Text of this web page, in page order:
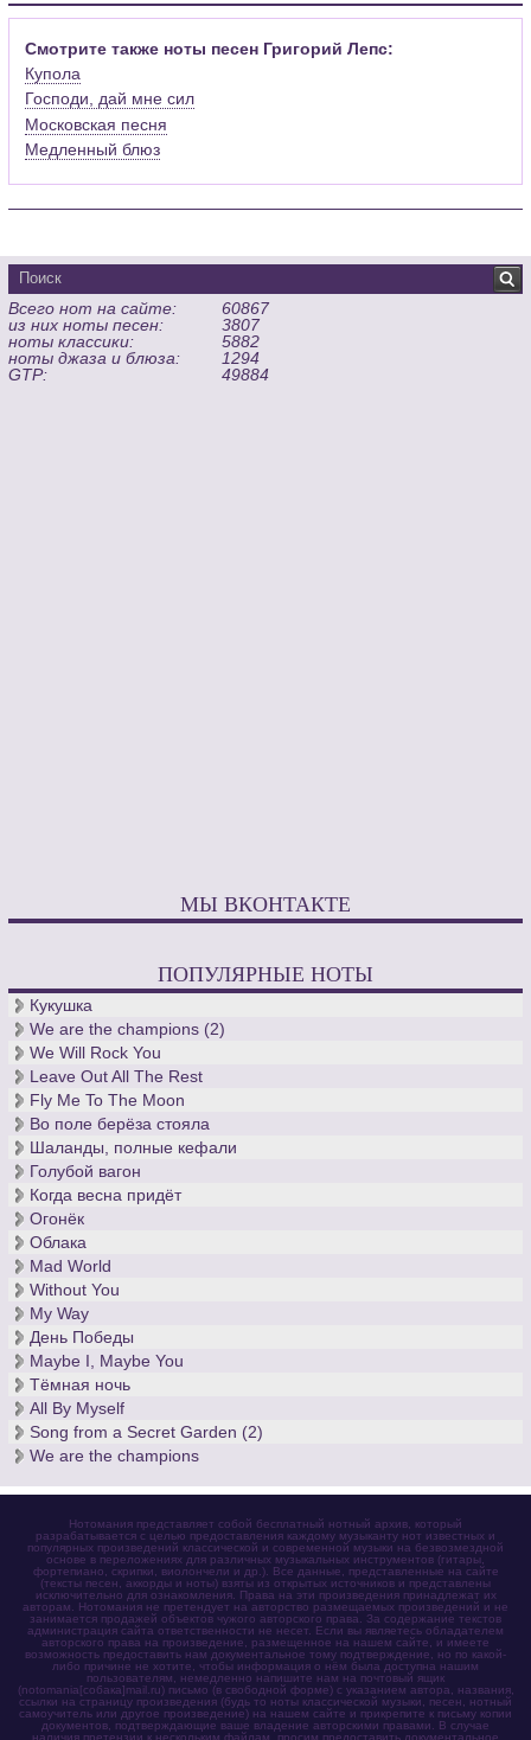
Смотрите также ноты песен Григорий Лепс:
Купола
Господи, дай мне сил
Московская песня
Медленный блюз
Всего нот на сайте:
60867
из них ноты песен:
3807
ноты классики:
5882
ноты джаза и блюза:
1294
GTP:
49884
МЫ ВКОНТАКТЕ
ПОПУЛЯРНЫЕ НОТЫ
Кукушка
We are the champions (2)
We Will Rock You
Leave Out All The Rest
Fly Me To The Moon
Во поле берёза стояла
Шаланды, полные кефали
Голубой вагон
Когда весна придёт
Огонёк
Облака
Mad World
Without You
My Way
День Победы
Maybe I, Maybe You
Тёмная ночь
All By Myself
Song from a Secret Garden (2)
We are the champions
Нотомания представляет собой бесплатный нотный архив, который
разрабатывается с целью предоставления каждому музыканту нот известных и
популярных произведений классической и современной музыки на безвозмездной
основе в переложениях для различных музыкальных инструментов (гитары,
фортепиано, скрипки, виолончели и др.). Все данные, представленные на сайте
(тексты песен, аккорды и ноты) взяты из открытых источников и представлены
исключительно для ознакомления. Права на эти произведения принадлежат их
авторам. Нотомания не претендует на авторство размещаемых произведений и не
занимается продажей объектов чужого авторского права. За содержание текстов
администрация сайта ответственности не несет. Если вы являетесь обладателем
авторского права на произведение, размещенное на нашем сайте, и имеете
возможность предоставить нам документальное тому подтверждение, но по какой-
либо причине не хотите, чтобы информация о нём была доступна нашим
пользователям, немедленно напишите нам на почтовый ящик
(notomania[собака]mail.ru) письмо (в свободной форме) с указанием автора, названия,
ссылки на страницу произведения (будь то ноты классической музыки, песен, нотный
самоучитель или другое произведение) на нашем сайте и прикрепите к письму копии
документов, подтверждающие ваше владение авторскими правами. В случае